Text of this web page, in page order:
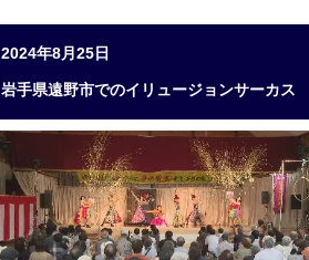
2024年8月25日
岩手県遠野市でのイリュージョンサーカス